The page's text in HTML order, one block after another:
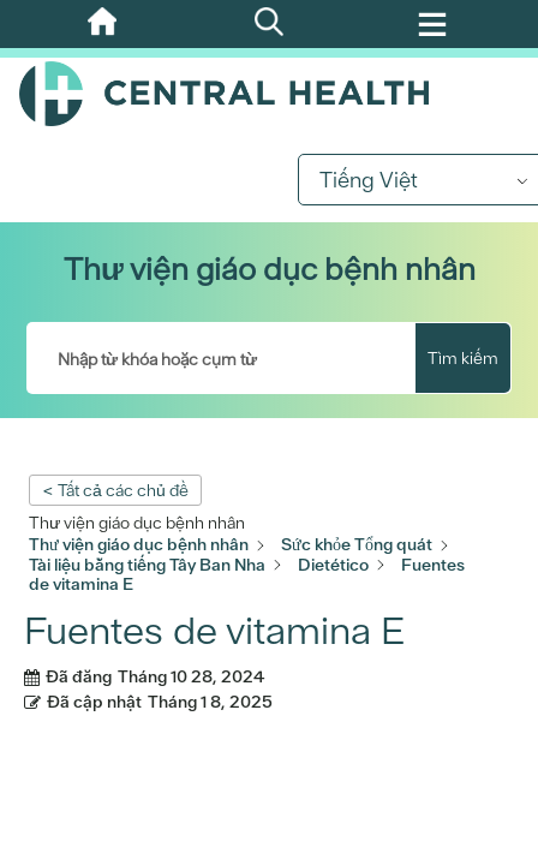
Bỏ
qua
nội
Tiếng Việt
Thư viện giáo dục bệnh nhân
Tìm kiếm
< Tất cả các chủ đề
Thư viện giáo dục bệnh nhân
Thư viện giáo dục bệnh nhân
Sức khỏe Tổng quát
Tài liệu bằng tiếng Tây Ban Nha
Dietético
Fuentes
de vitamina E
Fuentes de vitamina E
Đã đăng Tháng 10 28, 2024
Đã cập nhật Tháng 1 8, 2025